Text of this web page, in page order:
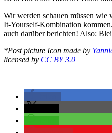
Wir werden schauen müssen
It-Yourself-Kombination
auch darüber berichten! Also:
*Post picture Icon made by
licensed by CC BY 3.0